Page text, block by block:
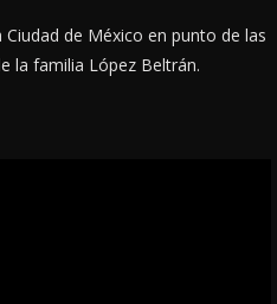
de México en punto de las
la familia López Beltrán.